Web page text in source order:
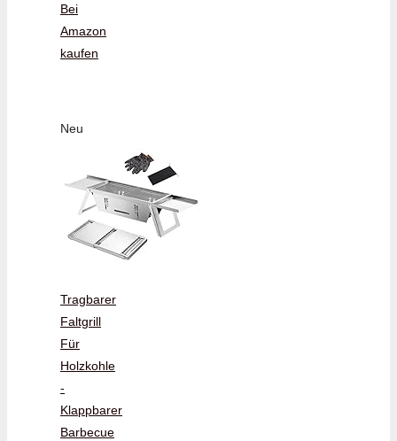
Bei
Amazon
kaufen
Neu
Tragbarer
Faltgrill
Für
Holzkohle
-
Klappbarer
Barbecue